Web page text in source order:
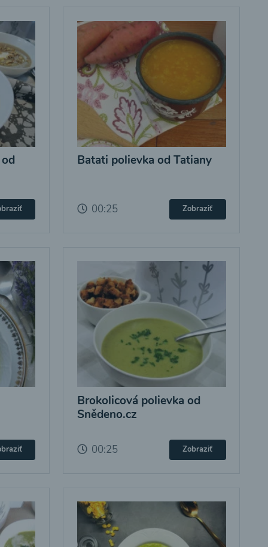
Batati polievka od Tatiany
00:25 Zobraziť
Brokolicová polievka od
Snědeno.cz
00:25 Zobraziť